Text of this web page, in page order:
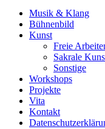
Musik & Klang
Bühnenbild
Kunst
Freie
Sakrale
Sonstige
Workshops
Projekte
Vita
Kontakt